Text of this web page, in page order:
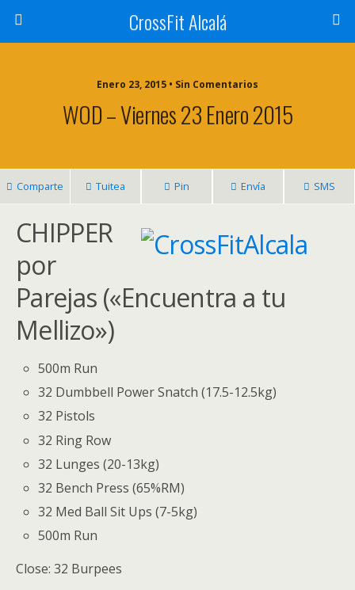
CrossFit Alcalá
Enero 23, 2015 • Sin Comentarios
WOD – Viernes 23 Enero 2015
Comparte Tuitea Pin Envía SMS
CHIPPER
por
Parejas («Encuentra a tu
Mellizo»)
500m Run
32 Dumbbell Power Snatch (17.5-12.5kg)
32 Pistols
32 Ring Row
32 Lunges (20-13kg)
32 Bench Press (65%RM)
32 Med Ball Sit Ups (7-5kg)
500m Run
Close: 32 Burpees